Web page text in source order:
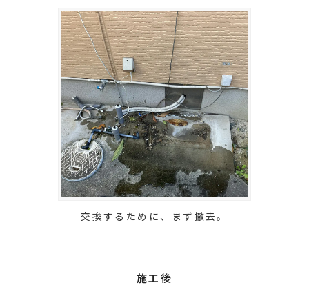
交換するために、まず撤去。
施工後